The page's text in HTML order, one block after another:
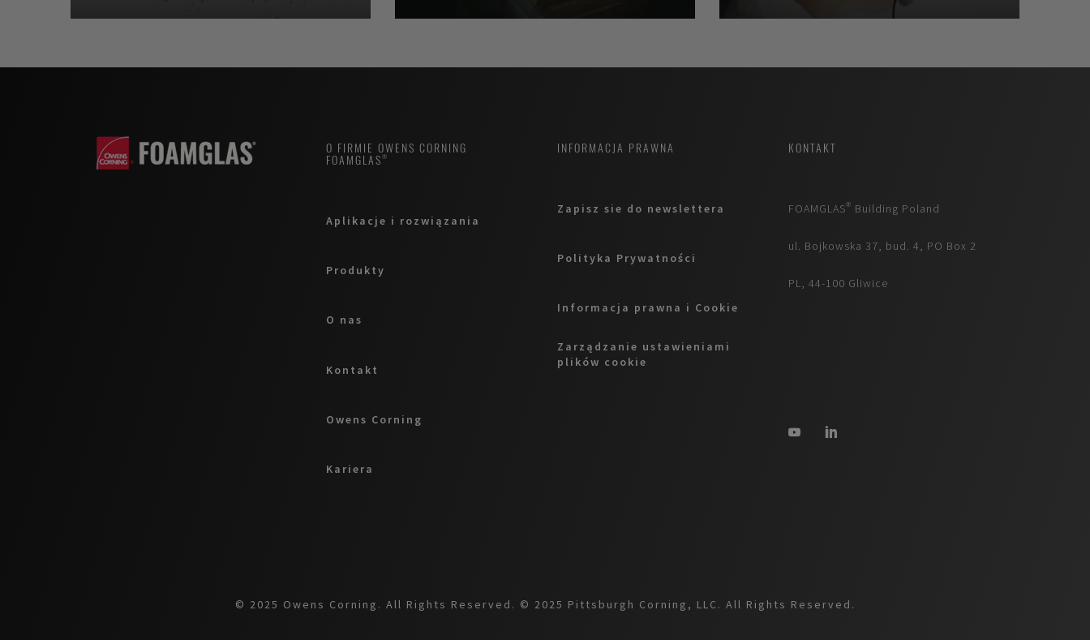
O FIRMIE OWENS CORNING
FOAMGLAS®
Aplikacje i rozwiązania
Produkty
O nas
Kontakt
Owens Corning
Kariera
INFORMACJA PRAWNA
Zapisz sie do newslettera
Polityka Prywatności
Informacja prawna i Cookie
Zarządzanie ustawieniami
plików cookie
KONTAKT
FOAMGLAS® Building Poland
ul. Bojkowska 37, bud. 4, PO Box 2
PL, 44-100 Gliwice
© 2025 Owens Corning. All Rights Reserved. © 2025 Pittsburgh Corning, LLC. All Rights Reserved.